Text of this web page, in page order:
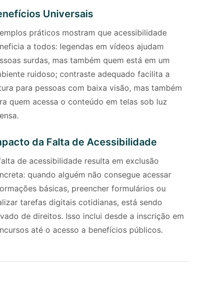
Universais
práticos mostram que acessibilidade
a todos: legendas em vídeos ajudam
surdas, mas também quem está em um
ruidoso; contraste adequado facilita a
para pessoas com baixa visão, mas também
quem acessa o conteúdo em telas sob luz
da Falta de Acessibilidade
de acessibilidade resulta em exclusão
quando alguém não consegue acessar
básicas, preencher formulários ou
tarefas digitais cotidianas, está sendo
de direitos. Isso inclui desde a inscrição em
até o acesso a benefícios públicos.